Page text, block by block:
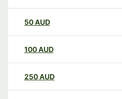
50AUD
100AUD
250AUD